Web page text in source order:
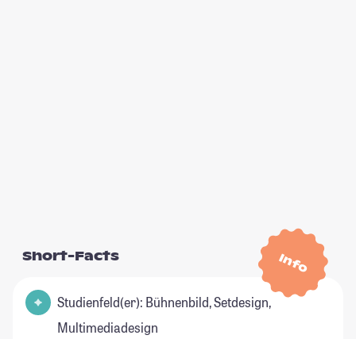
Info
Short-Facts
Studienfeld(er): Bühnenbild, Setdesign,
Multimediadesign